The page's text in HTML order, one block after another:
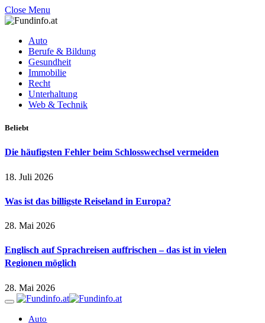
Close Menu
Auto
Berufe & Bildung
Gesundheit
Immobilie
Recht
Unterhaltung
Web & Technik
Beliebt
Die häufigsten Fehler beim Schlosswechsel vermeiden
18. Juli 2026
Was ist das billigste Reiseland in Europa?
28. Mai 2026
Englisch auf Sprachreisen auffrischen – das ist in vielen
Regionen möglich
28. Mai 2026
Auto